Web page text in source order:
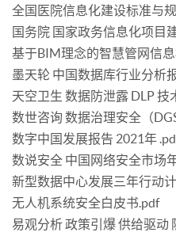
全国医院信息化建设标准与
国务院 国家政务信息化项目
基于BIM理念的智慧管网信
墨天轮 中国数据库行业分析
天空卫生 数据防泄露 DLP
数世咨询 数据治理安全（
数字中国发展报告 2021年
数说安全 中国网络安全市场
新型数据中心发展三年行动
无人机系统安全白皮书.pdf
易观分析 政策引爆 供给驱动